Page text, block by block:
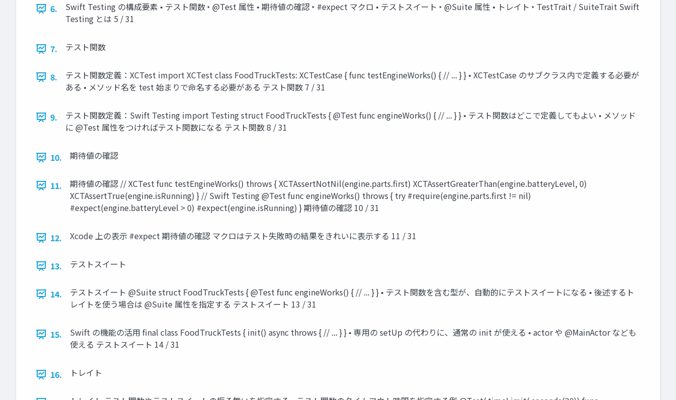
6.
Swift Testing の構成要素 • テスト関数 ‣ @Test 属性 • 期待値の確認 ‣ #expect マクロ • テストスイート ‣ @Suite 属性 • トレイト ‣ TestTrait / SuiteTrait Swift
Testing とは 5 / 31
7. テスト関数
8.
テスト関数定義：XCTest import XCTest class FoodTruckTests: XCTestCase { func testEngineWorks() { // ... } } • XCTestCase のサブクラス内で定義する必要が
ある • メソッド名を test 始まりで命名する必要がある テスト関数 7 / 31
9.
テスト関数定義：Swift Testing import Testing struct FoodTruckTests { @Test func engineWorks() { // ... } } • テスト関数はどこで定義してもよい • メソッド
に @Test 属性をつければテスト関数になる テスト関数 8 / 31
10. 期待値の確認
11.
期待値の確認 // XCTest func testEngineWorks() throws { XCTAssertNotNil(engine.parts.first) XCTAssertGreaterThan(engine.batteryLevel, 0)
XCTAssertTrue(engine.isRunning) } // Swift Testing @Test func engineWorks() throws { try #require(engine.parts.first != nil)
#expect(engine.batteryLevel > 0) #expect(engine.isRunning) } 期待値の確認 10 / 31
12. Xcode 上の表示 #expect 期待値の確認 マクロはテスト失敗時の結果をきれいに表示する 11 / 31
13. テストスイート
14.
テストスイート @Suite struct FoodTruckTests { @Test func engineWorks() { // ... } } • テスト関数を含む型が、自動的にテストスイートになる • 後述するト
レイトを使う場合は @Suite 属性を指定する テストスイート 13 / 31
15.
Swift の機能の活用 final class FoodTruckTests { init() async throws { // ... } } • 専用の setUp の代わりに、通常の init が使える • actor や @MainActor なども
使える テストスイート 14 / 31
16. トレイト